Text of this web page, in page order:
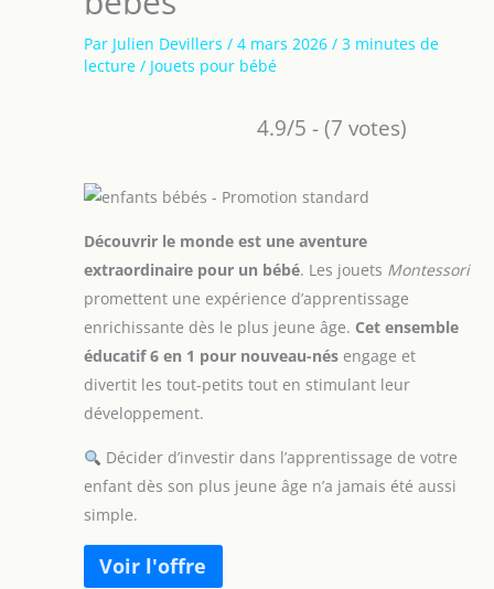
Par Julien Devillers / 4 mars 2026 / 3 minutes de
lecture / Jouets pour bébé
4.9/5 - (7 votes)
Découvrir le monde est une aventure
extraordinaire pour un bébé. Les jouets Montessori
promettent une expérience d’apprentissage
enrichissante dès le plus jeune âge. Cet ensemble
éducatif 6 en 1 pour nouveau-nés engage et
divertit les tout-petits tout en stimulant leur
développement.
Décider d’investir dans l’apprentissage de votre
enfant dès son plus jeune âge n’a jamais été aussi
simple.